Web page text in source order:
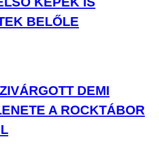
BELŐLE
DEMI
A ROCKTÁBOR